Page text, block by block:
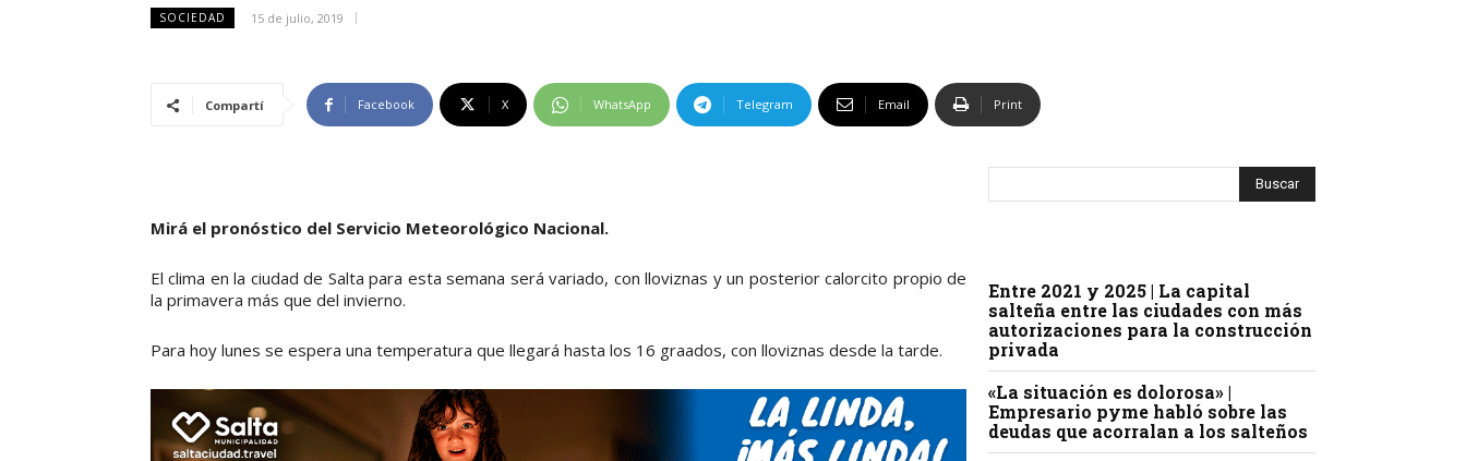
SOCIEDAD 15 de julio, 2019
Compartí Facebook X WhatsApp Telegram Email Print
Mirá el pronóstico del Servicio Meteorológico Nacional.
El clima en la ciudad de Salta para esta semana será variado, con lloviznas y un posterior calorcito propio de
la primavera más que del invierno.
Para hoy lunes se espera una temperatura que llegará hasta los 16 graados, con lloviznas desde la tarde.
Entre 2021 y 2025 | La capital
salteña entre las ciudades con más
autorizaciones para la construcción
privada
«La situación es dolorosa» |
Empresario pyme habló sobre las
deudas que acorralan a los salteños